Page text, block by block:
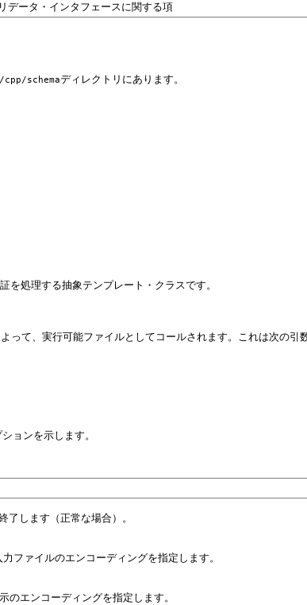
データ・インタフェースに関する項
schemaディレクトリにあります。
処理する抽象テンプレート・クラスです。
って、実行可能ファイルとしてコールされます。これは次の引
ョンを示します。
了します（正常な場合）。
ファイルのエンコーディングを指定します。
のエンコーディングを指定します。